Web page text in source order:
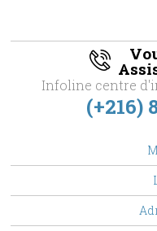
Infoline centre
(+216)